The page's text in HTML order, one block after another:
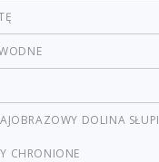
DOLINA SŁUPI
CHRONIONE